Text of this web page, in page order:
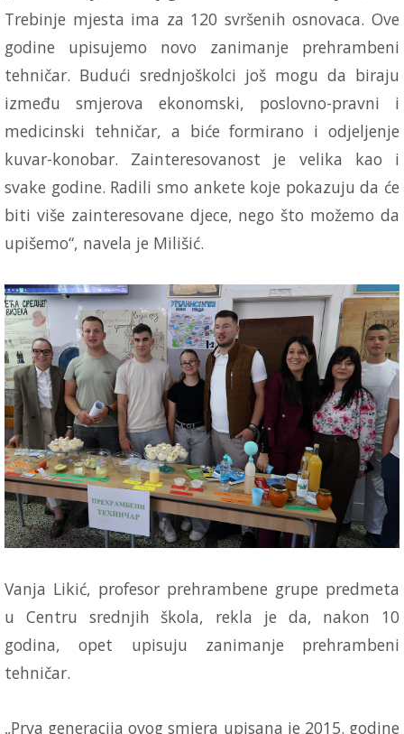
Trebinje mjesta ima za 120 svršenih osnovaca. Ove
godine upisujemo novo zanimanje prehrambeni
tehničar. Budući srednjoškolci još mogu da biraju
između smjerova ekonomski, poslovno-pravni i
medicinski tehničar, a biće formirano i odjeljenje
kuvar-konobar. Zainteresovanost je velika kao i
svake godine. Radili smo ankete koje pokazuju da će
biti više zainteresovane djece, nego što možemo da
upišemo“, navela je Milišić.
Vanja Likić, profesor prehrambene grupe predmeta
u Centru srednjih škola, rekla je da, nakon 10
godina, opet upisuju zanimanje prehrambeni
tehničar.
„Prva generacija ovog smjera upisana je 2015. godine